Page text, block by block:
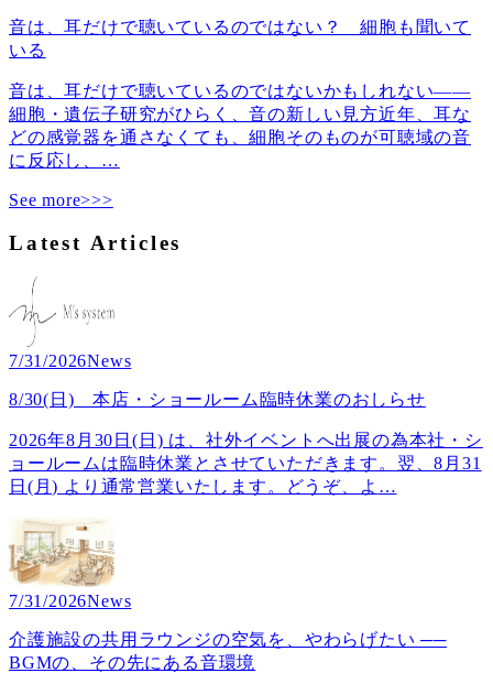
音は、耳だけで聴いているのではない？ 細胞も聞いて
いる
音は、耳だけで聴いているのではないかもしれない――
細胞・遺伝子研究がひらく、音の新しい見方近年、耳な
どの感覚器を通さなくても、細胞そのものが可聴域の音
に反応し、 …
See more>>>
Latest Articles
7/31/2026News
8/30(日) 本店・ショールーム臨時休業のおしらせ
2026年8月30日(日) は、社外イベントへ出展の為本社・シ
ョールームは臨時休業とさせていただきます。翌、8月31
日(月) より通常営業いたします。どうぞ、よ …
7/31/2026News
介護施設の共用ラウンジの空気を、やわらげたい ──
BGMの、その先にある音環境